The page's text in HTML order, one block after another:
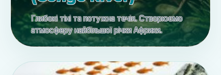
Глибокі тіні та потужна течія. Створюємо
атмосферу найбільшої річки Африки.